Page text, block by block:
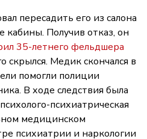
пересадить его из салона
кабины. Получив отказ, он
35-летнего фельдшера
скрылся. Медик скончался в
помогли полиции
В ходе следствия была
психиатрическая
медицинском
психиатрии и наркологии